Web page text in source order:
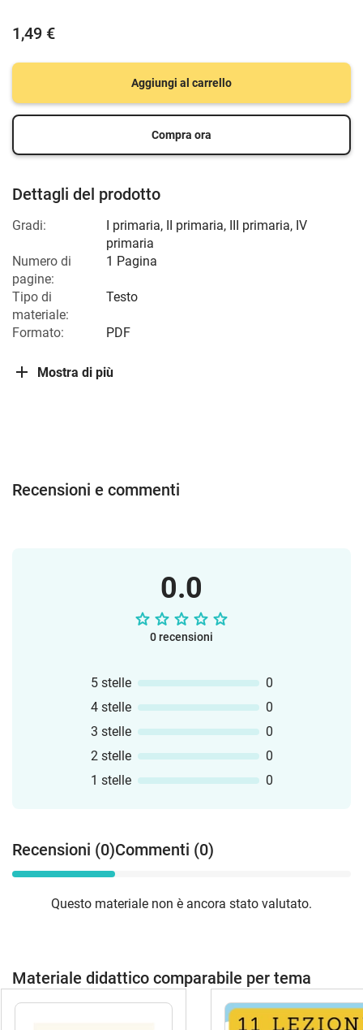
1,49 €
Aggiungi al carrello
Compra ora
Dettagli del prodotto
Gradi: I primaria, II primaria, III primaria, IV
primaria
Numero di
pagine:
1 Pagina
Tipo di
materiale:
Testo
Formato: PDF
Mostra di più
Recensioni e commenti
0.0
0 recensioni
5 stelle
0
4 stelle
0
3 stelle
0
2 stelle
0
1 stelle
0
Recensioni (0)Commenti (0)
Questo materiale non è ancora stato valutato.
Materiale didattico comparabile per tema